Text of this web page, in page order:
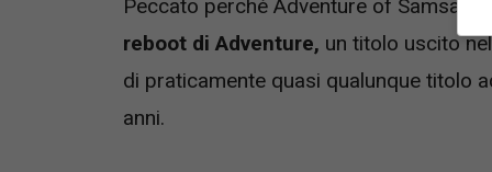
Peccato perché Adventure of Samsara
reboot di Adventure, un titolo uscito
di praticamente quasi qualunque titolo
anni.